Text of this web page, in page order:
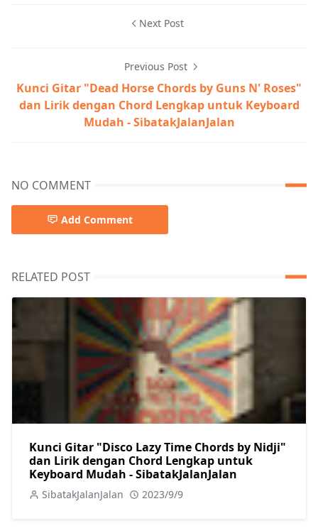
Next Post
Previous Post
Kunci Gitar "Dead Horse Chords by Guns N' Roses"
dan Lirik dengan Chord Lengkap untuk Keyboard
Mudah - SibatakJalanJalan
NO COMMENT
Add Comment
RELATED POST
Kunci Gitar "Disco Lazy Time Chords by Nidji"
dan Lirik dengan Chord Lengkap untuk
Keyboard Mudah - SibatakJalanJalan
SibatakJalanJalan 2023/9/9